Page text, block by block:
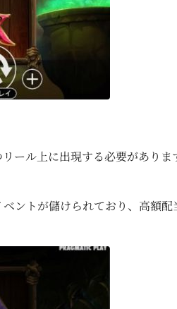
ール上に出現する必要がありま
ントが儲けられており、高額